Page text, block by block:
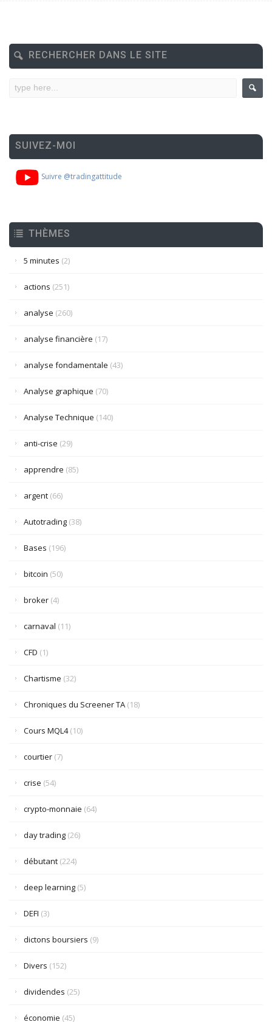
RECHERCHER DANS LE SITE
SUIVEZ-MOI
Suivre @tradingattitude
THÈMES
5 minutes (2)
actions (251)
analyse (260)
analyse financière (17)
analyse fondamentale (43)
Analyse graphique (70)
Analyse Technique (140)
anti-crise (29)
apprendre (85)
argent (66)
Autotrading (38)
Bases (196)
bitcoin (50)
broker (4)
carnaval (11)
CFD (1)
Chartisme (32)
Chroniques du Screener TA (18)
Cours MQL4(10)
courtier (7)
crise (54)
crypto-monnaie (64)
day trading (26)
débutant (224)
deep learning (5)
DEFI (3)
dictons boursiers (9)
Divers (152)
dividendes (25)
économie (45)